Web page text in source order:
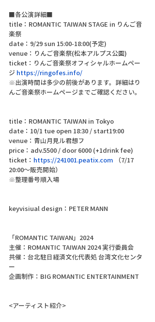
■各公演詳細■
title：ROMANTIC TAIWAN STAGE in りんご音
楽祭
date：9/29 sun 15:00-18:00(予定)
venue：りんご音楽祭(松本アルプス公園)
ticket：りんご音楽祭オフィシャルホームペー
ジ https://ringofes.info/
※出演時間は多少の前後があります。詳細はり
んご音楽祭ホームページまでご確認ください。
title：ROMANTIC TAIWAN in Tokyo
date：10/1 tue open 18:30 / start19:00
venue：青山月見ル君想フ
price：adv.5500 / door 6000 (+1drink fee)
ticket： https://241001.peatix.com （7/17
20:00〜販売開始）
※整理番号順入場
keyvisiual design：PETER MANN
「ROMANTIC TAIWAN」2024
主催：ROMANTIC TAIWAN 2024 実行委員会
共催：台北駐日経済文化代表処 台湾文化センタ
ー
企画制作：BIG ROMANTIC ENTERTAINMENT
<アーティスト紹介>